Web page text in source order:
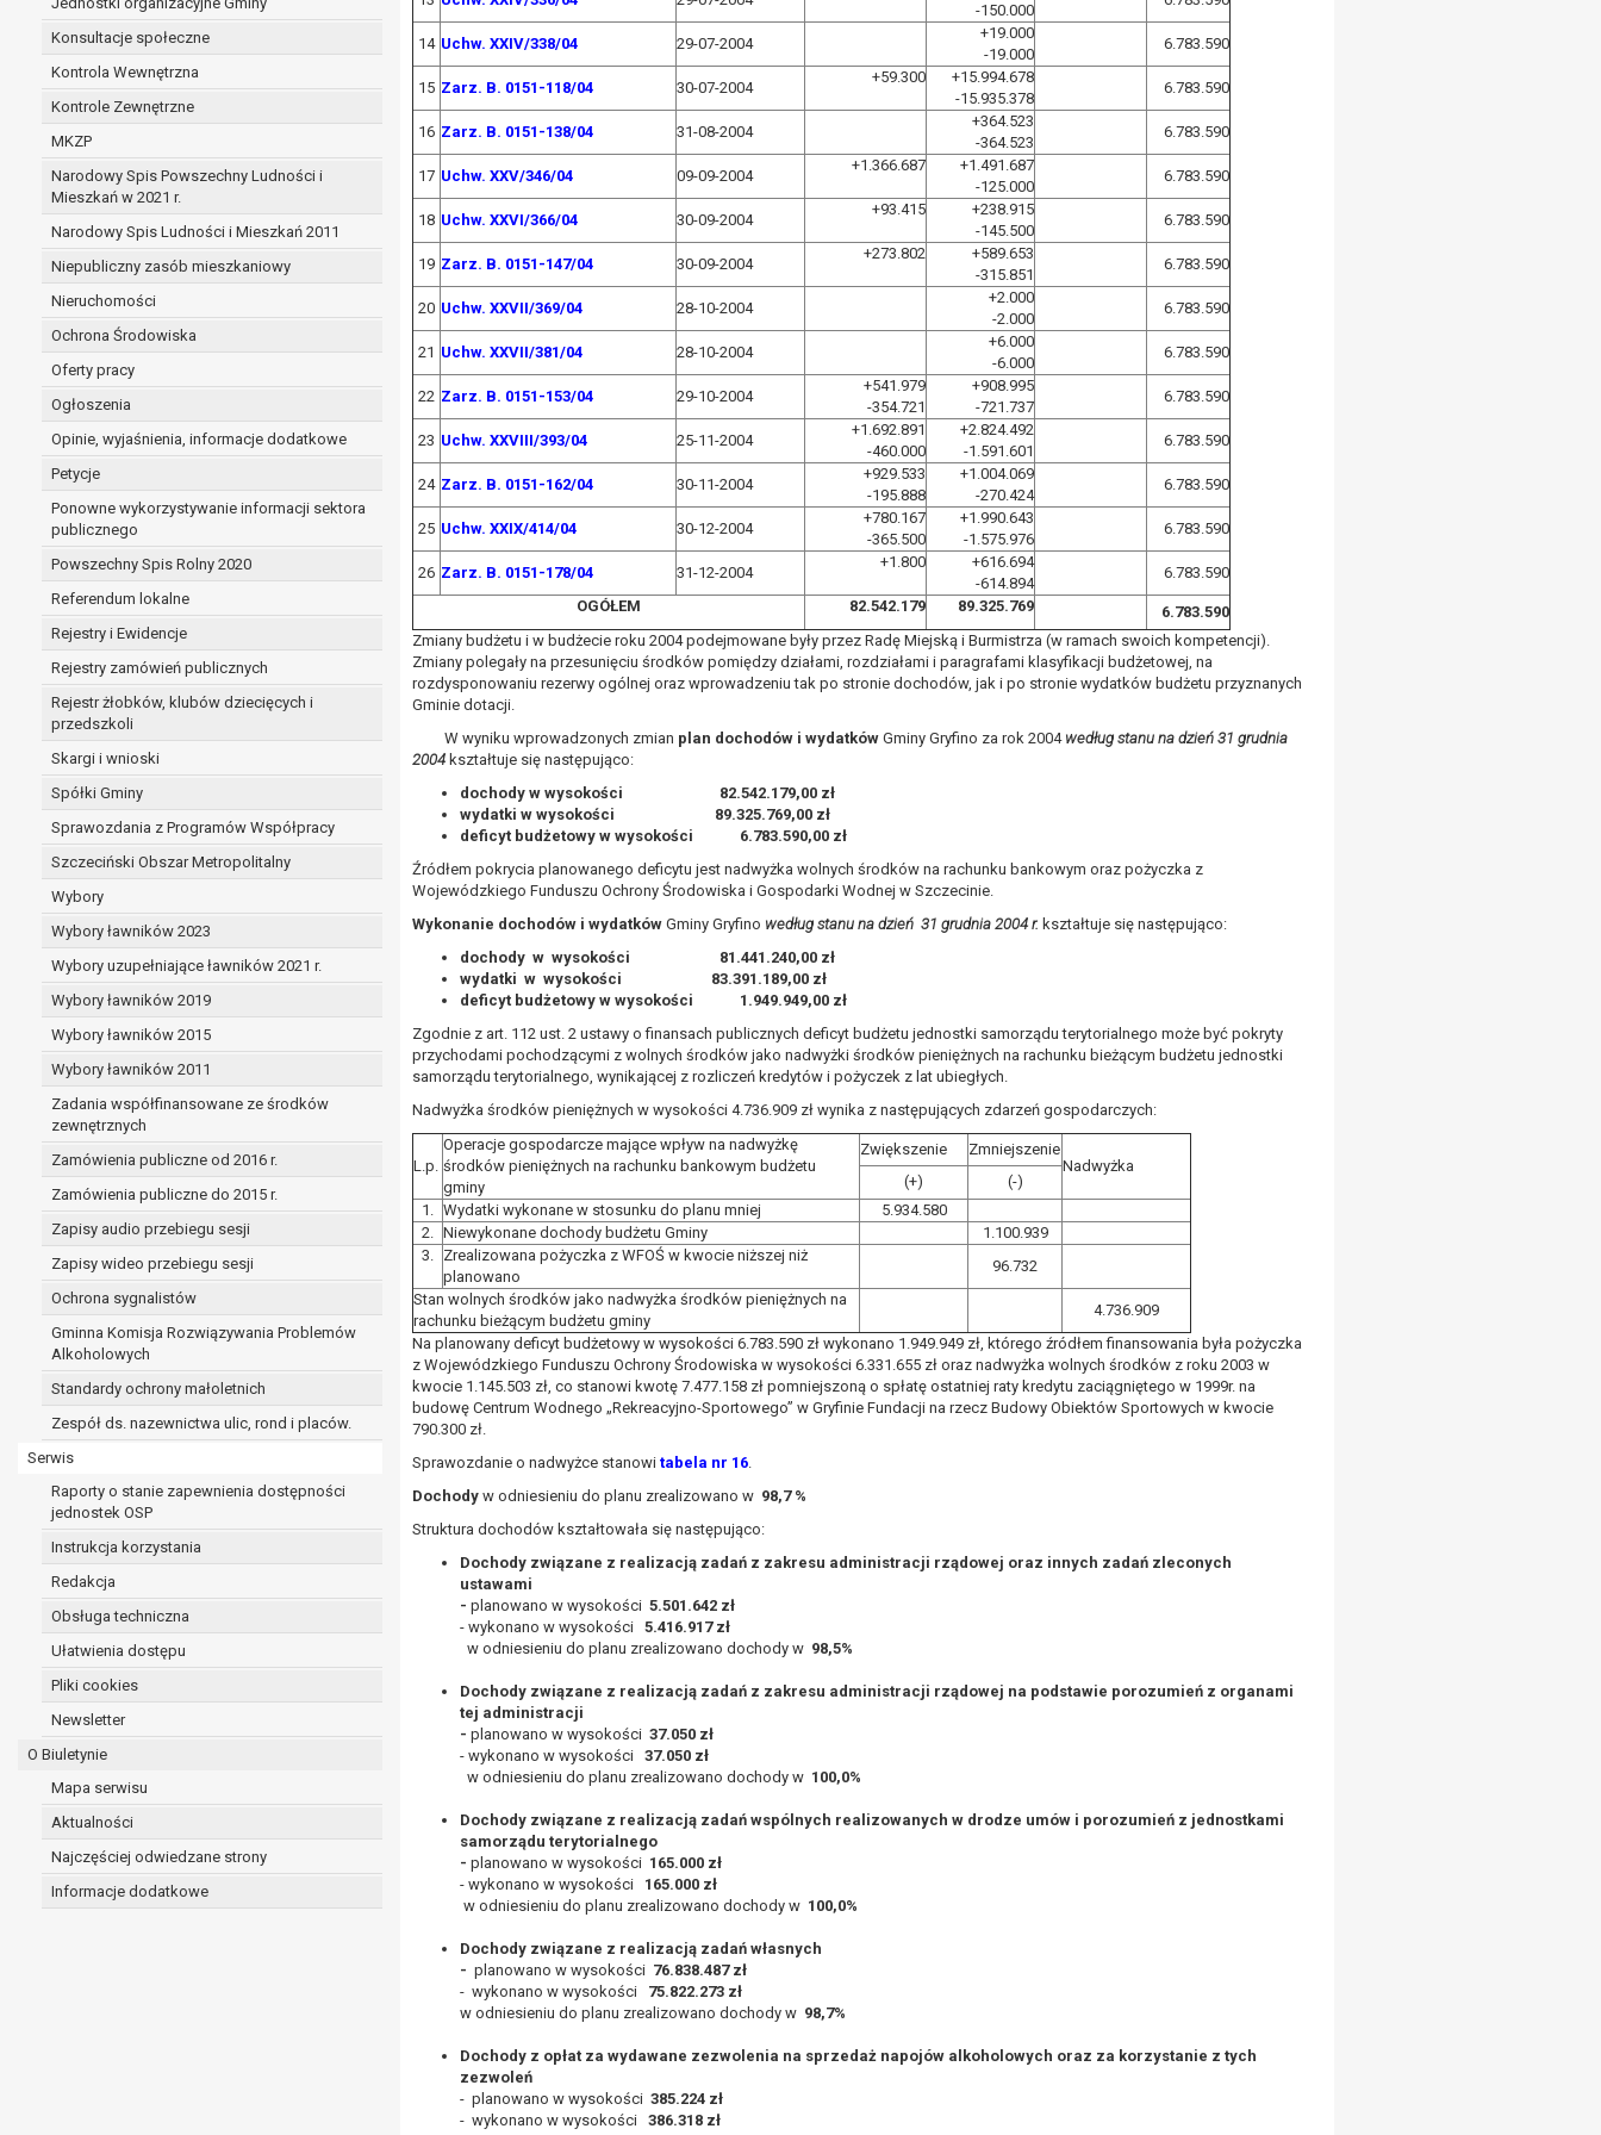
Konsultacje społeczne
Kontrola Wewnętrzna
Kontrole Zewnętrzne
MKZP
Narodowy Spis Powszechny Ludności i
Mieszkań w 2021 r.
Narodowy Spis Ludności i Mieszkań 2011
Niepubliczny zasób mieszkaniowy
Nieruchomości
Ochrona Środowiska
Oferty pracy
Ogłoszenia
Opinie, wyjaśnienia, informacje dodatkowe
Petycje
Ponowne wykorzystywanie informacji sektora
publicznego
Powszechny Spis Rolny 2020
Referendum lokalne
Rejestry i Ewidencje
Rejestry zamówień publicznych
Rejestr żłobków, klubów dziecięcych i
przedszkoli
Skargi i wnioski
Spółki Gminy
Sprawozdania z Programów Współpracy
Szczeciński Obszar Metropolitalny
Wybory
Wybory ławników 2023
Wybory uzupełniające ławników 2021 r.
Wybory ławników 2019
Wybory ławników 2015
Wybory ławników 2011
Zadania współfinansowane ze środków
zewnętrznych
Zamówienia publiczne od 2016 r.
Zamówienia publiczne do 2015 r.
Zapisy audio przebiegu sesji
Zapisy wideo przebiegu sesji
Ochrona sygnalistów
Gminna Komisja Rozwiązywania Problemów
Alkoholowych
Standardy ochrony małoletnich
Zespół ds. nazewnictwa ulic, rond i placów.
Serwis
Raporty o stanie zapewnienia dostępności
jednostek OSP
Instrukcja korzystania
Redakcja
Obsługa techniczna
Ułatwienia dostępu
Pliki cookies
Newsletter
O Biuletynie
Mapa serwisu
Aktualności
Najczęściej odwiedzane strony
Informacje dodatkowe
-150.000
14 Uchw. XXIV/338/04 29-07-2004
+19.000
-19.000
6.783.590
15 Zarz. B. 0151-118/04 30-07-2004
+59.300
+15.994.678
-15.935.378
6.783.590
16 Zarz. B. 0151-138/04 31-08-2004
+364.523
-364.523
6.783.590
17 Uchw. XXV/346/04 09-09-2004
+1.366.687
+1.491.687
-125.000
6.783.590
18 Uchw. XXVI/366/04 30-09-2004
+93.415
+238.915
-145.500
6.783.590
19 Zarz. B. 0151-147/04 30-09-2004
+273.802
+589.653
-315.851
6.783.590
20 Uchw. XXVII/369/04 28-10-2004
+2.000
-2.000
6.783.590
21 Uchw. XXVII/381/04 28-10-2004
+6.000
-6.000
6.783.590
22 Zarz. B. 0151-153/04 29-10-2004
+541.979
-354.721
+908.995
-721.737
6.783.590
23 Uchw. XXVIII/393/04 25-11-2004
+1.692.891
-460.000
+2.824.492
-1.591.601
6.783.590
24 Zarz. B. 0151-162/04 30-11-2004
+929.533
-195.888
+1.004.069
-270.424
6.783.590
25 Uchw. XXIX/414/04 30-12-2004
+780.167
-365.500
+1.990.643
-1.575.976
6.783.590
26 Zarz. B. 0151-178/04 31-12-2004
+1.800
+616.694
-614.894
6.783.590
OGÓŁEM
82.542.179 89.325.769
6.783.590
Zmiany budżetu i w budżecie roku 2004 podejmowane były przez Radę Miejską i Burmistrza (w ramach swoich kompetencji).
Zmiany polegały na przesunięciu środków pomiędzy działami, rozdziałami i paragrafami klasyfikacji budżetowej, na
rozdysponowaniu rezerwy ogólnej oraz wprowadzeniu tak po stronie dochodów, jak i po stronie wydatków budżetu przyznanych
Gminie dotacji.
W wyniku wprowadzonych zmian plan dochodów i wydatków Gminy Gryfino za rok 2004 według stanu na dzień 31 grudnia
2004 kształtuje się następująco:
dochody w wysokości 82.542.179,00 zł
wydatki w wysokości 89.325.769,00 zł
deficyt budżetowy w wysokości 6.783.590,00 zł
Źródłem pokrycia planowanego deficytu jest nadwyżka wolnych środków na rachunku bankowym oraz pożyczka z
Wojewódzkiego Funduszu Ochrony Środowiska i Gospodarki Wodnej w Szczecinie.
Wykonanie dochodów i wydatków Gminy Gryfino według stanu na dzień 31 grudnia 2004 r. kształtuje się następująco:
dochody w wysokości 81.441.240,00 zł
wydatki w wysokości 83.391.189,00 zł
deficyt budżetowy w wysokości 1.949.949,00 zł
Zgodnie z art. 112 ust. 2 ustawy o finansach publicznych deficyt budżetu jednostki samorządu terytorialnego może być pokryty
przychodami pochodzącymi z wolnych środków jako nadwyżki środków pieniężnych na rachunku bieżącym budżetu jednostki
samorządu terytorialnego, wynikającej z rozliczeń kredytów i pożyczek z lat ubiegłych.
Nadwyżka środków pieniężnych w wysokości 4.736.909 zł wynika z następujących zdarzeń gospodarczych:
L.p.
Operacje gospodarcze mające wpływ na nadwyżkę
środków pieniężnych na rachunku bankowym budżetu
gminy
Zwiększenie
Zmniejszenie
Nadwyżka
(+)
(-)
1. Wydatki wykonane w stosunku do planu mniej
5.934.580
2. Niewykonane dochody budżetu Gminy
1.100.939
3. Zrealizowana pożyczka z WFOŚ w kwocie niższej niż
planowano
96.732
Stan wolnych środków jako nadwyżka środków pieniężnych na
rachunku bieżącym budżetu gminy
4.736.909
Na planowany deficyt budżetowy w wysokości 6.783.590 zł wykonano 1.949.949 zł, którego źródłem finansowania była pożyczka
z Wojewódzkiego Funduszu Ochrony Środowiska w wysokości 6.331.655 zł oraz nadwyżka wolnych środków z roku 2003 w
kwocie 1.145.503 zł, co stanowi kwotę 7.477.158 zł pomniejszoną o spłatę ostatniej raty kredytu zaciągniętego w 1999r. na
budowę Centrum Wodnego „Rekreacyjno-Sportowego” w Gryfinie Fundacji na rzecz Budowy Obiektów Sportowych w kwocie
790.300 zł.
Sprawozdanie o nadwyżce stanowi tabela nr 16.
Dochody w odniesieniu do planu zrealizowano w 98,7 %
Struktura dochodów kształtowała się następująco:
Dochody związane z realizacją zadań z zakresu administracji rządowej oraz innych zadań zleconych
ustawami
- planowano w wysokości 5.501.642 zł
- wykonano w wysokości 5.416.917 zł
w odniesieniu do planu zrealizowano dochody w 98,5%
Dochody związane z realizacją zadań z zakresu administracji rządowej na podstawie porozumień z organami
tej administracji
- planowano w wysokości 37.050 zł
- wykonano w wysokości 37.050 zł
w odniesieniu do planu zrealizowano dochody w 100,0%
Dochody związane z realizacją zadań wspólnych realizowanych w drodze umów i porozumień z jednostkami
samorządu terytorialnego
- planowano w wysokości 165.000 zł
- wykonano w wysokości
165.000 zł
w odniesieniu do planu zrealizowano dochody w 100,0%
Dochody związane z realizacją zadań własnych
- planowano w wysokości 76.838.487 zł
- wykonano w wysokości
75.822.273 zł
w odniesieniu do planu zrealizowano dochody w 98,7%
Dochody z opłat za wydawane zezwolenia na sprzedaż napojów alkoholowych oraz za korzystanie z tych
zezwoleń
- planowano w wysokości 385.224 zł
- wykonano w wysokości 386.318 zł